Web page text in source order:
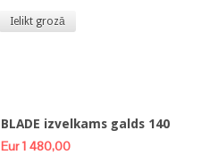
Ielikt grozā
BLADE izvelkams galds 140
Eur 1 480,00